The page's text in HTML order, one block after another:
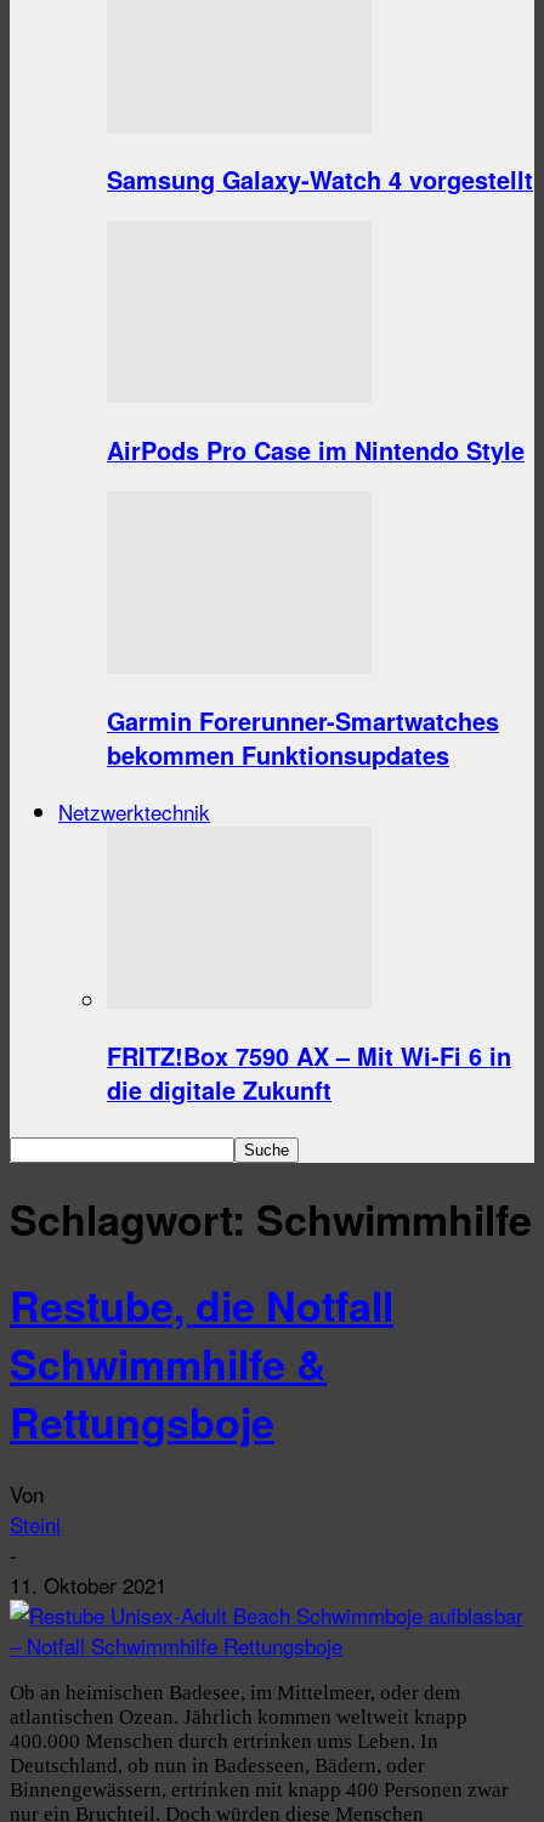
Samsung Galaxy-Watch 4 vorgestellt
AirPods Pro Case im Nintendo Style
Garmin Forerunner-Smartwatches
bekommen Funktionsupdates
Netzwerktechnik
FRITZ!Box 7590 AX – Mit Wi-Fi 6 in
die digitale Zukunft
Schlagwort: Schwimmhilfe
Restube, die Notfall
Schwimmhilfe &
Rettungsboje
Von
Steini
-
11. Oktober 2021
Ob an heimischen Badesee, im Mittelmeer, oder dem
atlantischen Ozean. Jährlich kommen weltweit knapp
400.000 Menschen durch ertrinken ums Leben. In
Deutschland, ob nun in Badesseen, Bädern, oder
Binnengewässern, ertrinken mit knapp 400 Personen zwar
nur ein Bruchteil. Doch würden diese Menschen